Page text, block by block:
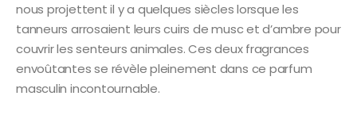
nous projettent il y a quelques siècles lorsque les
tanneurs arrosaient leurs cuirs de musc et d’ambre pour
couvrir les senteurs animales. Ces deux fragrances
envoûtantes se révèle pleinement dans ce parfum
masculin incontournable.